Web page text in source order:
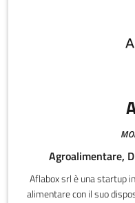
Agroalimentare,
Aflabox srl è una startup
alimentare con il suo